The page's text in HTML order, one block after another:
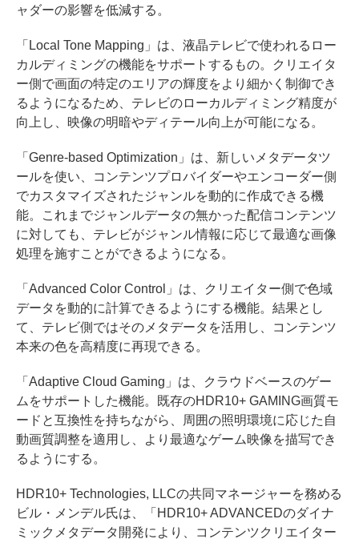
ャダーの影響を低減する。
「Local Tone Mapping」は、液晶テレビで使われるロー
カルディミングの機能をサポートするもの。クリエイタ
ー側で画面の特定のエリアの輝度をより細かく制御でき
るようになるため、テレビのローカルディミング精度が
向上し、映像の明暗やディテール向上が可能になる。
「Genre-based Optimization」は、新しいメタデータツ
ールを使い、コンテンツプロバイダーやエンコーダー側
でカスタマイズされたジャンルを動的に作成できる機
能。これまでジャンルデータの無かった配信コンテンツ
に対しても、テレビがジャンル情報に応じて最適な画像
処理を施すことができるようになる。
「Advanced Color Control」は、クリエイター側で色域
データを動的に計算できるようにする機能。結果とし
て、テレビ側ではそのメタデータを活用し、コンテンツ
本来の色を高精度に再現できる。
「Adaptive Cloud Gaming」は、クラウドベースのゲー
ムをサポートした機能。既存のHDR10+ GAMING画質モ
ードと互換性を持ちながら、周囲の照明環境に応じた自
動画質調整を適用し、より最適なゲーム映像を描写でき
るようにする。
HDR10+ Technologies, LLCの共同マネージャーを務める
ビル・メンデル氏は、「HDR10+ ADVANCEDのダイナ
ミックメタデータ開発により、コンテンツクリエイター